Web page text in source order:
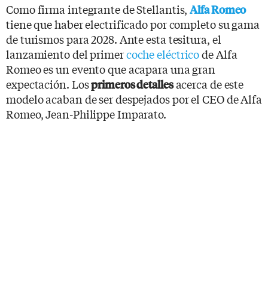
Como firma integrante de Stellantis,Alfa Romeo
tiene que haber electrificado por completo su gama
de turismos para 2028. Ante esta tesitura, el
lanzamiento del primercoche eléctricode Alfa
Romeo es un evento que acapara una gran
expectación. Losprimeros detallesacerca de este
modelo acaban de ser despejados por el CEO de Alfa
Romeo, Jean-Philippe Imparato.